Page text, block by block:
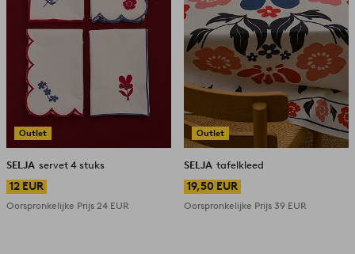
Outlet
SELJA servet 4 stuks
12 EUR
Oorspronkelijke Prijs 24 EUR
Outlet
SELJA tafelkleed
19,50 EUR
Oorspronkelijke Prijs 39 EUR